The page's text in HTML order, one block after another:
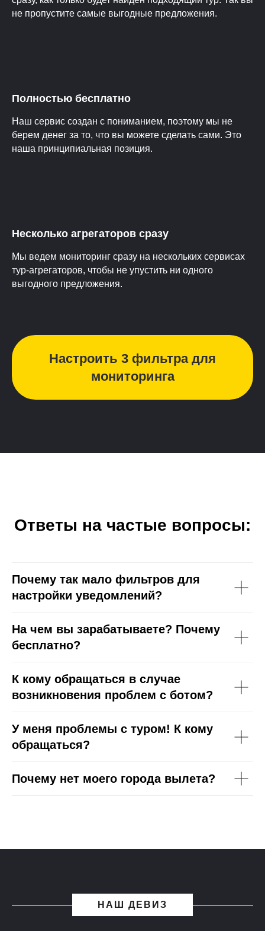
не пропустите самые выгодные предложения.
Полностью бесплатно
Наш сервис создан с пониманием, поэтому мы не
берем денег за то, что вы можете сделать сами. Это
наша принципиальная позиция.
Несколько агрегаторов сразу
Мы ведем мониторинг сразу на нескольких сервисах
тур-агрегаторов, чтобы не упустить ни одного
выгодного предложения.
Настроить 3 фильтра для
мониторинга
Ответы на частые вопросы:
Почему так мало фильтров для
настройки уведомлений?
На чем вы зарабатываете? Почему
бесплатно?
К кому обращаться в случае
возникновения проблем с ботом?
У меня проблемы с туром! К кому
обращаться?
Почему нет моего города вылета?
НАШ ДЕВИЗ